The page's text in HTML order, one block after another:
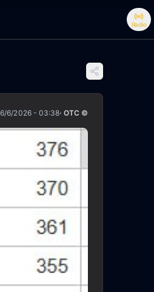
Radio
6/2026 - 03:38· OTC ©